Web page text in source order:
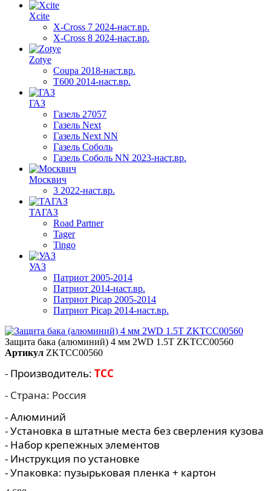
Xcite
X-Cross 7 2024-наст.вр.
X-Cross 8 2024-наст.вр.
Zotye
Coupa 2018-наст.вр.
T600 2014-наст.вр.
ГАЗ
Газель 27057
Газель Next
Газель Next NN
Газель Соболь
Газель Соболь NN 2023-наст.вр.
Москвич
3 2022-наст.вр.
ТАГАЗ
Road Partner
Tager
Tingo
УАЗ
Патриот 2005-2014
Патриот 2014-наст.вр.
Патриот Picap 2005-2014
Патриот Picap 2014-наст.вр.
Защита бака (алюминий) 4 мм 2WD 1.5T ZKTCC00560
Артикул ZKTCC00560
- Производитель: TCC
- Страна: Россия
- Алюминий
- Установка в штатные места без сверления кузова
- Набор крепежных элементов
- Инструкция по установке
- Упаковка: пузырьковая пленка + картон